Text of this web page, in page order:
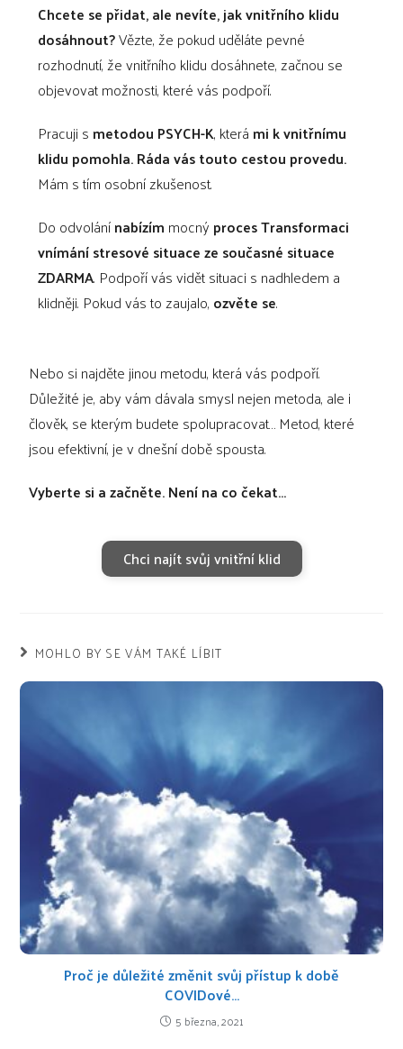
Chcete se přidat, ale nevíte, jak vnitřního klidu
dosáhnout?Vězte, že pokud uděláte pevné
rozhodnutí, že vnitřního klidu dosáhnete, začnou se
objevovat možnosti, které vás podpoří.
Pracuji s metodou PSYCH-K, která mi k vnitřnímu
klidu pomohla. Ráda vás touto cestou provedu.
Mám s tím osobní zkušenost.
Do odvolánínabízím mocný proces Transformaci
vnímání stresové situace ze současné situace
ZDARMA. Podpoří vás vidět situaci s nadhledem a
klidněji. Pokud vás to zaujalo, ozvěte se.
Nebo si najděte jinou metodu, která vás podpoří.
Důležité je, aby vám dávala smysl nejen metoda, ale i
člověk, se kterým budete spolupracovat… Metod, které
jsou efektivní, je v dnešní době spousta.
Vyberte si a začněte. Není na co čekat…
Chci najít svůj vnitřní klid
MOHLO BY SE VÁM TAKÉ LÍBIT
Proč je důležité změnit svůj přístup k době
COVIDové…
5 března, 2021